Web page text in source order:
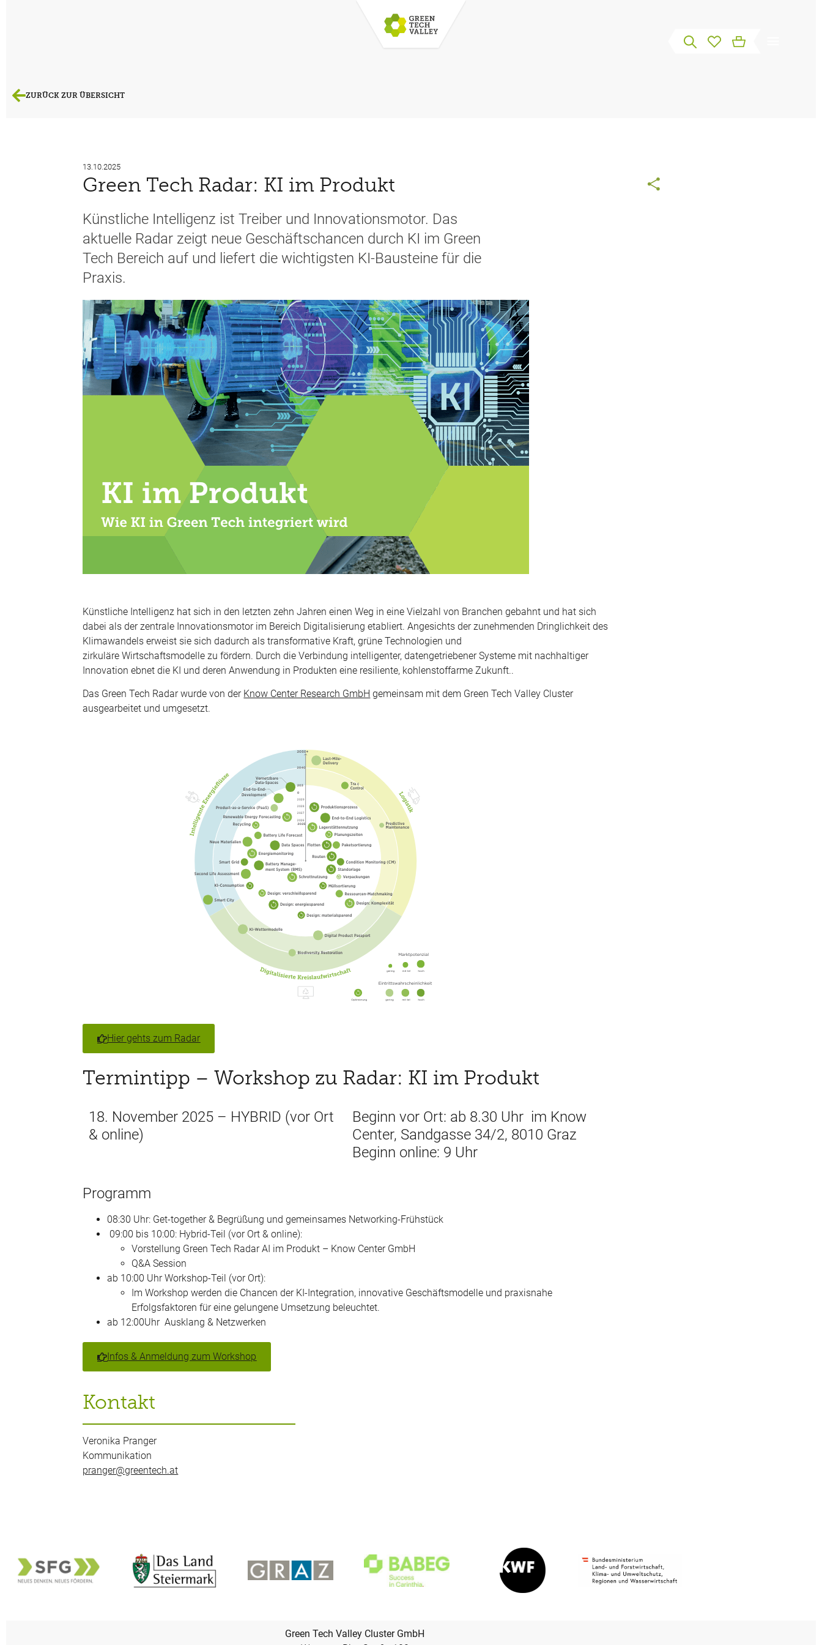
ZURÜCK ZUR ÜBERSICHT
13.10.2025
Green Tech Radar: KI im Produkt
Künstliche Intelligenz ist Treiber und Innovationsmotor. Das
aktuelle Radar zeigt neue Geschäftschancen durch KI im Green
Tech Bereich auf und liefert die wichtigsten KI-Bausteine für die
Praxis.
Künstliche Intelligenz hat sich in den letzten zehn Jahren einen Weg in eine Vielzahl von Branchen gebahnt und hat sich
dabei als der zentrale Innovationsmotor im Bereich Digitalisierung etabliert. Angesichts der zunehmenden Dringlichkeit des
Klimawandels erweist sie sich dadurch als transformative Kraft, grüne Technologien und
zirkuläre Wirtschaftsmodelle zu fördern. Durch die Verbindung intelligenter, datengetriebener Systeme mit nachhaltiger
Innovation ebnet die KI und deren Anwendung in Produkten eine resiliente, kohlenstoffarme Zukunft..
Das Green Tech Radar wurde von der Know Center Research GmbH gemeinsam mit dem Green Tech Valley Cluster
ausgearbeitet und umgesetzt.
Hier gehts zum Radar
Termintipp – Workshop zu Radar: KI im Produkt​
18. November 2025 – HYBRID (vor Ort
& online)
Beginn vor Ort: ab 8.30 Uhr im Know
Center, Sandgasse 34/2, 8010 Graz
Beginn online: 9 Uhr
Programm
08:30 Uhr: Get-together & Begrüßung und gemeinsames Networking-Frühstück
09:00 bis 10:00: Hybrid-Teil (vor Ort & online):
Vorstellung Green Tech Radar AI im Produkt – Know Center GmbH
Q&A Session
ab 10:00 Uhr Workshop-Teil (vor Ort):
Im Workshop werden die Chancen der KI-Integration, innovative Geschäftsmodelle und praxisnahe
Erfolgsfaktoren für eine gelungene Umsetzung beleuchtet.
ab 12:00Uhr Ausklang & Netzwerken
Infos & Anmeldung zum Workshop
Kontakt
Veronika Pranger
Kommunikation
pranger@greentech.at
Green Tech Valley Cluster GmbH